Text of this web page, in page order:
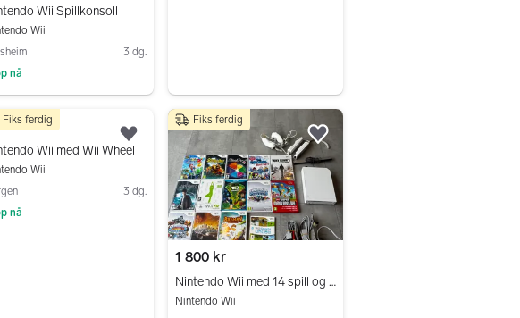
Wii Spillkonsoll
Wii
3 dg.
nå
som favoritt.
kr
Wii med Wii Wheel
Wii
3 dg.
nå
Fiks ferdig
Legg til som favoritt.
1 800 kr
Nintendo Wii med 14 spill og kontroller/kabler
Nintendo Wii
Fiks ferdig
Legg til som favoritt.